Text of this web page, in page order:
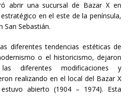
abrir una sucursal de Bazar X en
en el este de la península,
Sebastián.
diferentes tendencias estéticas de
o el historicismo, dejaron
diferentes modificaciones y
realizando en el local del Bazar X
abierto (1904 – 1974). Esta